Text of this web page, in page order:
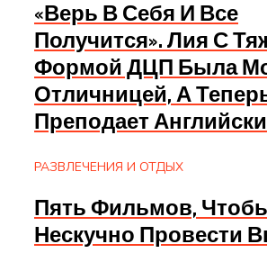
«Верь В Себя И Все
Получится». Лия С
Формой ДЦП Была
Отличницей, А
Преподает
РАЗВЛЕЧЕНИЯ И ОТДЫХ
Пять Фильмов,
Нескучно Провести